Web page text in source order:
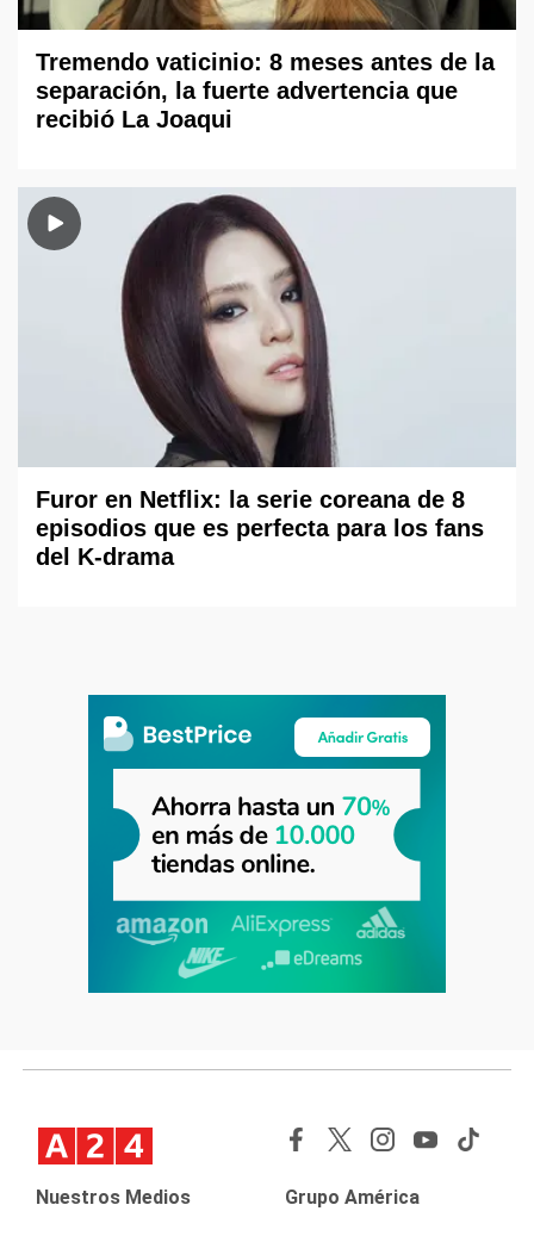
Tremendo vaticinio: 8 meses antes de la
separación, la fuerte advertencia que
recibió La Joaqui
Furor en Netflix: la serie coreana de 8
episodios que es perfecta para los fans
del K-drama
Nuestros Medios Grupo América